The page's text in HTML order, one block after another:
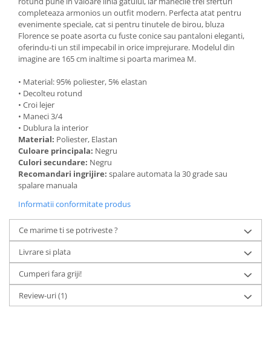
completeaza armonios un outfit modern. Perfecta atat pentru
evenimente speciale, cat si pentru tinutele de birou, bluza
Florence se poate asorta cu fuste conice sau pantaloni eleganti,
oferindu-ti un stil impecabil in orice imprejurare. Modelul din
imagine are 165 cm inaltime si poarta marimea M.
• Material: 95% poliester, 5% elastan
• Decolteu rotund
• Croi lejer
• Maneci 3/4
• Dublura la interior
Material: Poliester, Elastan
Culoare principala: Negru
Culori secundare: Negru
Recomandari ingrijire: spalare automata la 30 grade sau
spalare manuala
Informatii conformitate produs
Ce marime ti se potriveste ?
Livrare si plata
Cumperi fara griji!
Review-uri(1)